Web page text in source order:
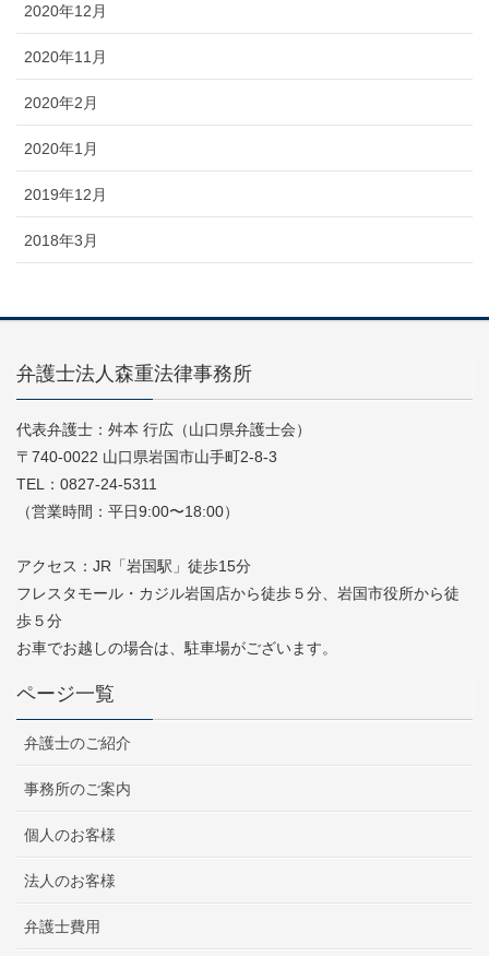
2020年12月
2020年11月
2020年2月
2020年1月
2019年12月
2018年3月
弁護士法人森重法律事務所
代表弁護士：舛本 行広（山口県弁護士会）
〒740-0022 山口県岩国市山手町2-8-3
TEL：0827-24-5311
（営業時間：平日9:00〜18:00）
アクセス：JR「岩国駅」徒歩15分
フレスタモール・カジル岩国店から徒歩５分、岩国市役所から徒
歩５分
お車でお越しの場合は、駐車場がございます。
ページ一覧
弁護士のご紹介
事務所のご案内
個人のお客様
法人のお客様
弁護士費用